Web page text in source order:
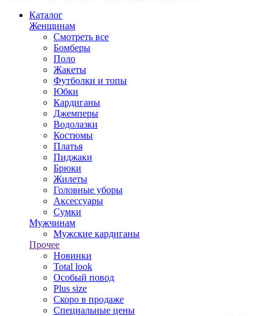
Каталог
Женщинам
Смотреть все
Бомберы
Поло
Жакеты
Футболки и топы
Юбки
Кардиганы
Джемперы
Водолазки
Костюмы
Платья
Пиджаки
Брюки
Жилеты
Головные уборы
Аксессуары
Сумки
Мужчинам
Мужские кардиганы
Прочее
Новинки
Total look
Особый повод
Plus size
Скоро в продаже
Специальные цены